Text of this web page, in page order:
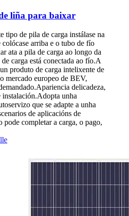
liña para baixar
tipo de pila de carga instálase na
colócase arriba e o tubo de fío
ata a pila de carga ao longo da
carga está conectada ao fío.A
produto de carga intelixente de
mercado europeo de BEV,
delicadeza,
instalación.Adopta unha
que se adapte a unha
de aplicacións de
pode completar a carga, o pago,